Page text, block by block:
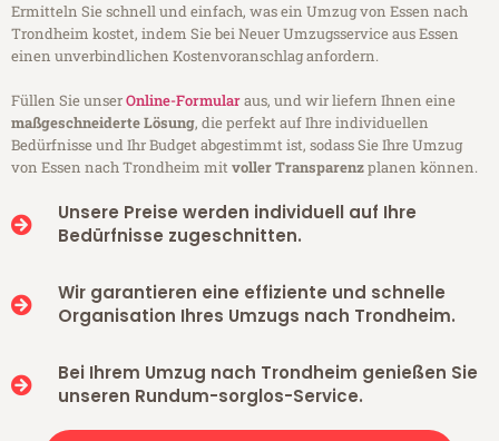
Ermitteln Sie schnell und einfach, was ein Umzug von Essen nach
Trondheim kostet, indem Sie bei Neuer Umzugsservice aus Essen
einen unverbindlichen Kostenvoranschlag anfordern.
Füllen Sie unserOnline-Formularaus, und wir liefern Ihnen eine
maßgeschneiderte Lösung, die perfekt auf Ihre individuellen
Bedürfnisse und Ihr Budget abgestimmt ist, sodass Sie Ihre Umzug
von Essen nach Trondheim mitvoller Transparenzplanen können.
Unsere Preise werden individuell auf Ihre
Bedürfnisse zugeschnitten.
Wir garantieren eine effiziente und schnelle
Organisation Ihres Umzugs nach Trondheim.
Bei Ihrem Umzug nach Trondheim genießen Sie
unseren Rundum-sorglos-Service.